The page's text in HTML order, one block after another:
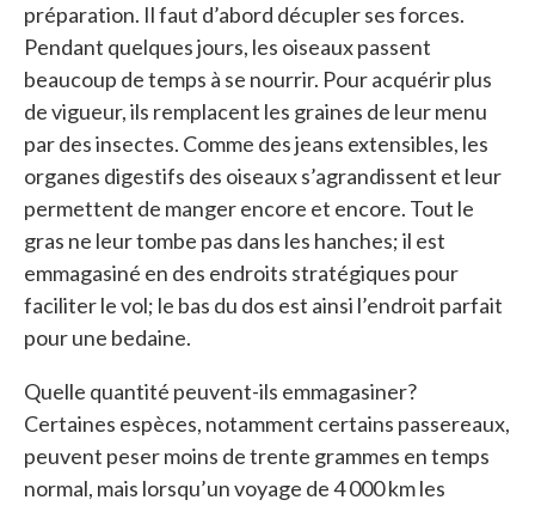
préparation. Il faut d’abord décupler ses forces.
Pendant quelques jours, les oiseaux passent
beaucoup de temps à se nourrir. Pour acquérir plus
de vigueur, ils remplacent les graines de leur menu
par des insectes. Comme des jeans extensibles, les
organes digestifs des oiseaux s’agrandissent et leur
permettent de manger encore et encore. Tout le
gras ne leur tombe pas dans les hanches; il est
emmagasiné en des endroits stratégiques pour
faciliter le vol; le bas du dos est ainsi l’endroit parfait
pour une bedaine.
Quelle quantité peuvent-ils emmagasiner?
Certaines espèces, notamment certains passereaux,
peuvent peser moins de trente grammes en temps
normal, mais lorsqu’un voyage de 4 000 km les